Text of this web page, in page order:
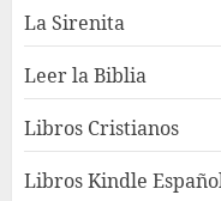
La Sirenita
Leer la Biblia
Libros Cristianos
Libros Kindle